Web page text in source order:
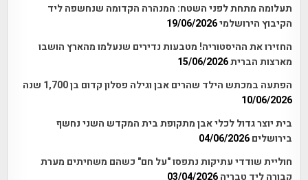
תעלומה מתחת לפני השטח: המנהרה הקדומה שנחשפה ליד
הקיבוץ הירושלמי19/06/2026
החזירו את ההיסטוריה! מטבעות נדירים שנעלמו מהארץ הושבו
מארצות הברית15/06/2026
הפתעה במכתש הילד שהרים אבן וגילה פסלון קדום בן 1,700 שנה
10/06/2026
בית יוצר גדול לכלי אבן מתקופת בית המקדש השני נחשף
בירושלים 04/06/2026
חוליית שודדי עתיקות נתפסו "על חם" כשהם משחיתים מערת
קבורה ליד טבריה 03/04/2026